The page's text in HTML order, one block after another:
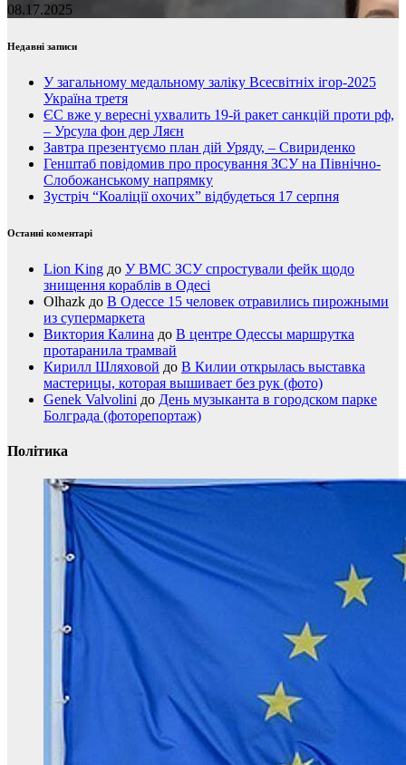
08.17.2025
Недавні записи
У загальному медальному заліку Всесвітніх ігор-2025
Україна третя
ЄС вже у вересні ухвалить 19-й ракет санкцій проти рф,
– Урсула фон дер Ляєн
Завтра презентуємо план дій Уряду, – Свириденко
Генштаб повідомив про просування ЗСУ на Північно-
Слобожанському напрямку
Зустріч “Коаліції охочих” відбудеться 17 серпня
Останні коментарі
Lion King до У ВМС ЗСУ спростували фейк щодо
знищення кораблів в Одесі
Olhazk до В Одессе 15 человек отравились пирожными
из супермаркета
Виктория Калина до В центре Одессы маршрутка
протаранила трамвай
Кирилл Шляховой до В Килии открылась выставка
мастерицы, которая вышивает без рук (фото)
Genek Valvolini до День музыканта в городском парке
Болграда (фоторепортаж)
Політика